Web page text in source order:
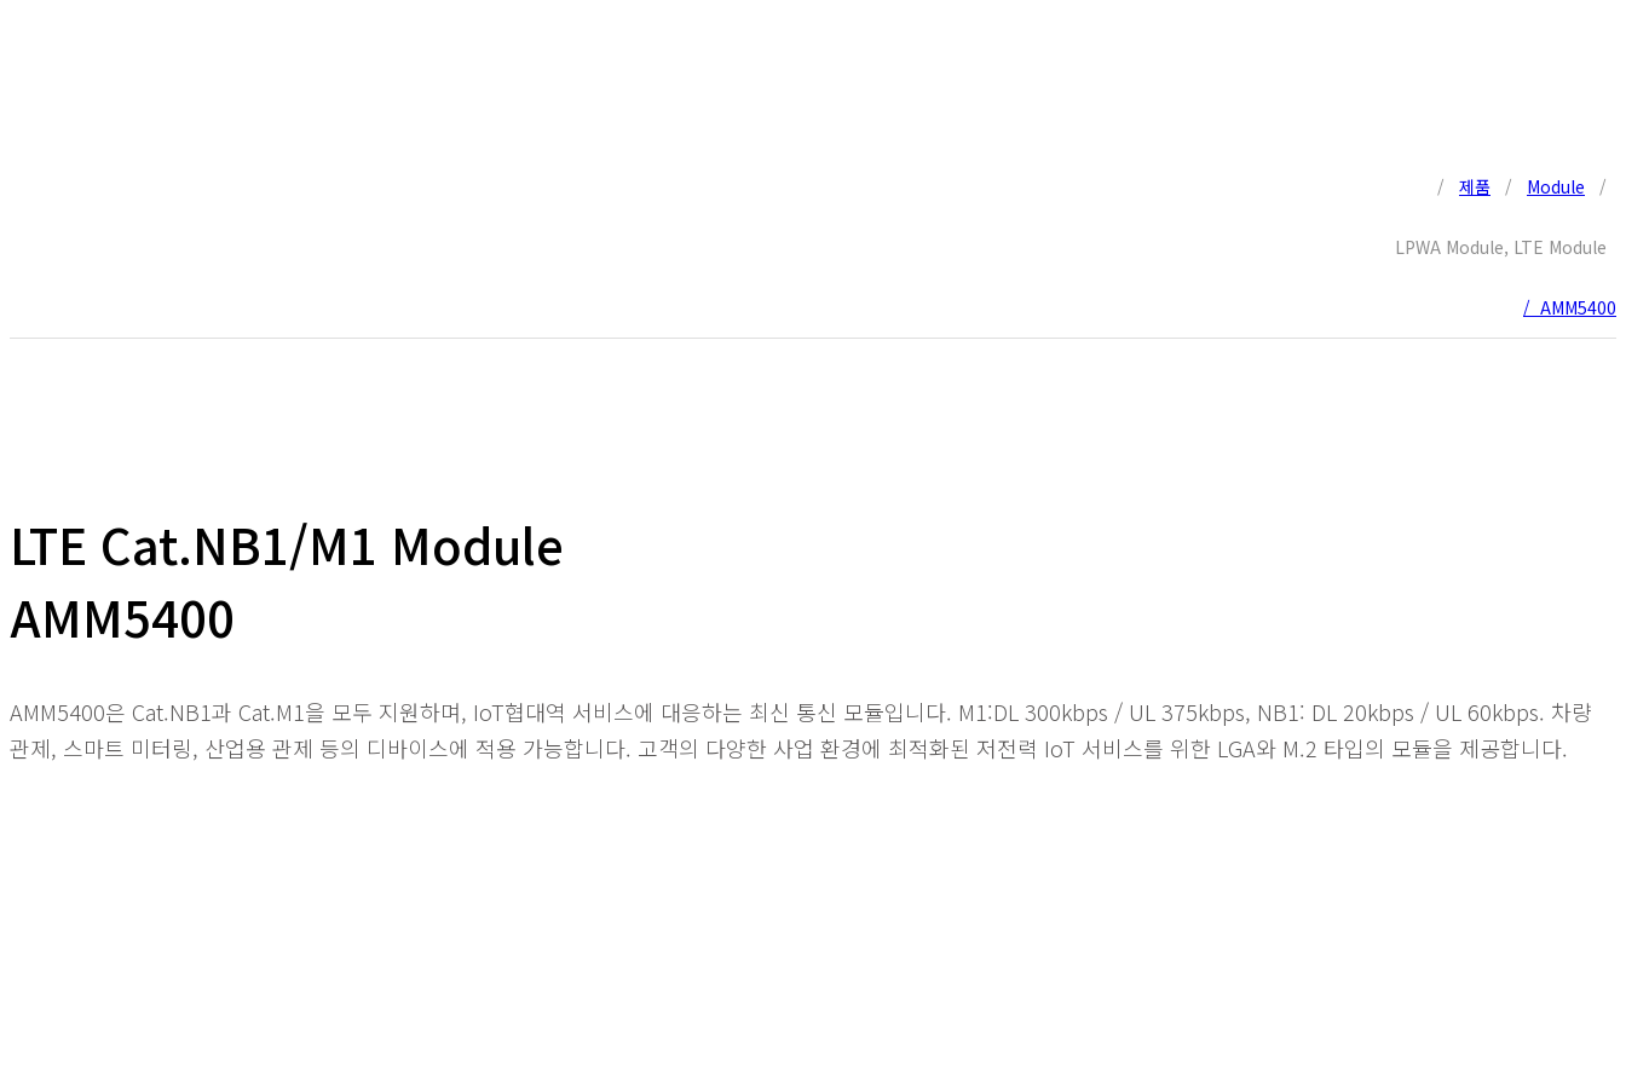
/ 제품 / Module /
LPWA Module, LTE Module
/ AMM5400
LTE Cat.NB1/M1 Module
AMM5400
AMM5400은 Cat.NB1과 Cat.M1을 모두 지원하며, IoT협대역 서비스에 대응하는 최신 통신 모듈입니다. M1:DL 300kbps / UL 375kbps, NB1: DL 20kbps / UL 60kbps. 차량
관제, 스마트 미터링, 산업용 관제 등의 디바이스에 적용 가능합니다. 고객의 다양한 사업 환경에 최적화된 저전력 IoT 서비스를 위한 LGA와 M.2 타입의 모듈을 제공합니다.